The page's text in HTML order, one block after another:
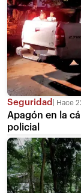
Seguridad Hace
Apagón en la
policial